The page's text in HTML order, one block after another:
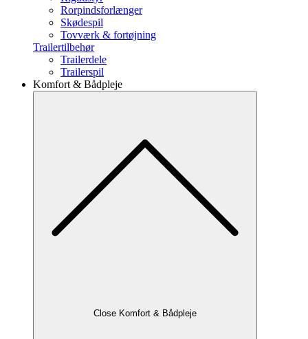
Rorpindsforlænger
Skødespil
Tovværk & fortøjning
Trailertilbehør
Trailerdele
Trailerspil
Komfort & Bådpleje
Close Komfort & Bådpleje